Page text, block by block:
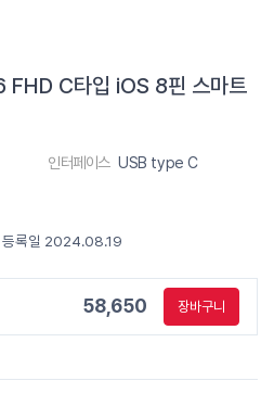
C타입 iOS 8핀 스마트
인터페이스 USB type C
등록일 2024.08.19
58,650 장바구니